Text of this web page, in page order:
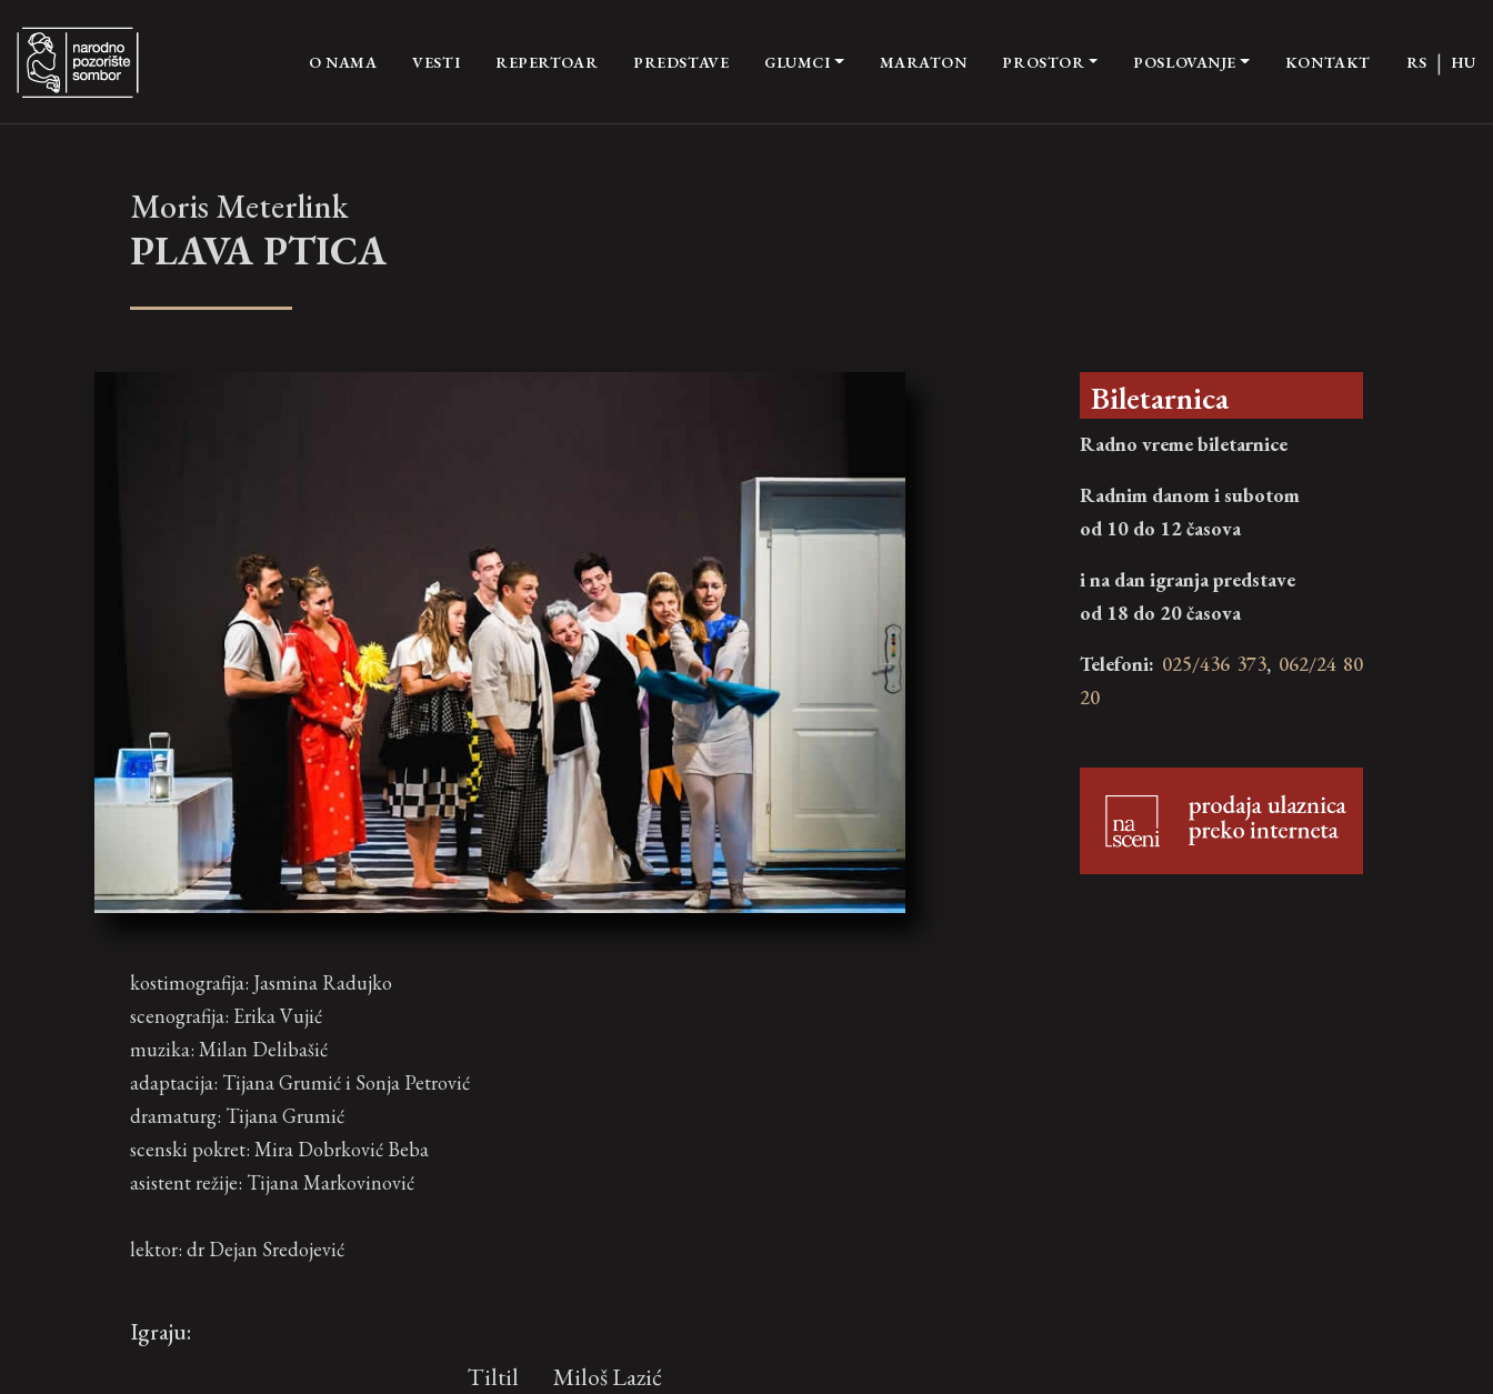
O NAMA (CURRENT)
VESTI REPERTOAR PREDSTAVE GLUMCI MARATON PROSTOR POSLOVANJE KONTAKT RS | HU
Moris Meterlink
PLAVA PTICA
kostimografija: Jasmina Radujko
scenografija: Erika Vujić
muzika: Milan Delibašić
adaptacija: Tijana Grumić i Sonja Petrović
dramaturg: Tijana Grumić
scenski pokret: Mira Dobrković Beba
asistent režije: Tijana Markovinović
lektor: dr Dejan Sredojević
Igraju:
Tiltil
Miloš Lazić
Biletarnica
Radno vreme biletarnice
Radnim danom i subotom
od 10 do 12 časova
i na dan igranja predstave
od 18 do 20 časova
Telefoni: 025/436 373, 062/24 80
20